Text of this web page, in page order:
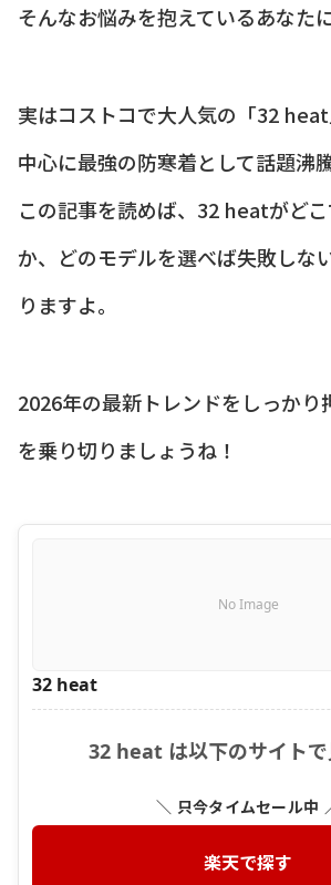
そんなお悩みを抱えているあなた
実はコストコで大人気の「32
中心に最強の防寒着として話題沸
この記事を読めば、32 heatがど
か、どのモデルを選べば失敗しな
りますよ。
2026年の最新トレンドをしっかり
を乗り切りましょうね！
No Image
32 heat
32 heat は以下のサイト
＼ 只今タイムセール中
楽天で探す